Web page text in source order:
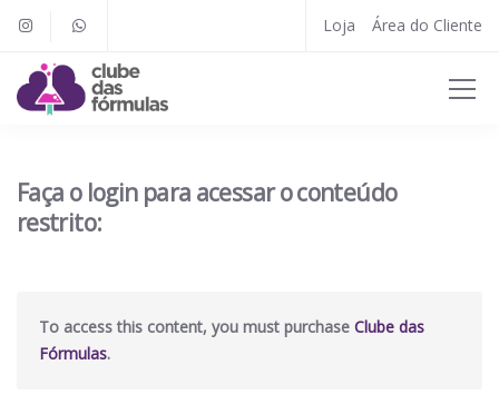
Loja Área do Cliente
Faça o login para acessar o conteúdo
restrito:
To access this content, you must purchase Clube das
Fórmulas.